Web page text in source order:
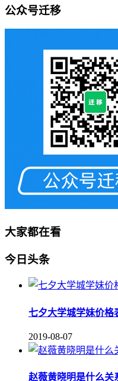
公众号迁移
大家都在看
今日头条
七夕大学城学妹价格
2019-08-07
赵薇黄晓明是什么关